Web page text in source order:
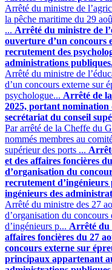
Arrêté du ministre de
la pêche maritime du 29
... Arrêté du ministre de
ouverture d’un concours
recrutement des
administrations
Arrêté du ministre de
d’un concours externe sur
psychologue... Arrêté de
2025, portant nomination
secrétariat du conseil
Par arrêté de la Cheffe du
nommés membres au
supérieur des ports ...
et des affaires foncières
d’organisation du
recrutement
ingénieurs des
Arrêté du ministre des 27
d’organisation du
d’ingénieurs p... Arrêté du
affaires foncières du 27
concours externe sur
principaux appartenant